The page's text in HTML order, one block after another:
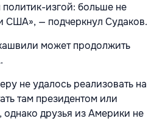
изгой: больше не
США», — подчеркнул Судаков.
может продолжить
не удалось реализовать на
там президентом или
друзья из Америки не